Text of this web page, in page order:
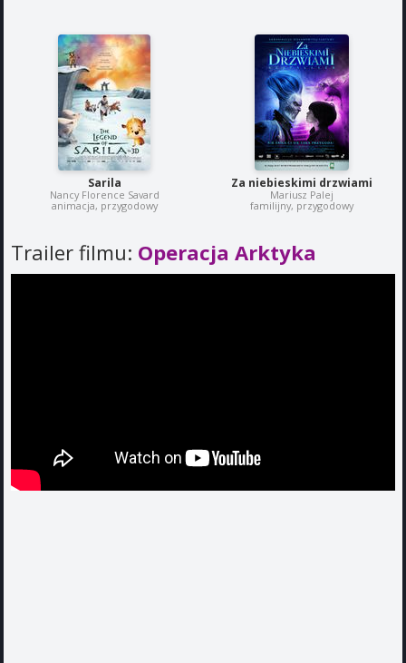
Sarila
Nancy Florence Savard
animacja, przygodowy
Za niebieskimi drzwiami
Mariusz Palej
familijny, przygodowy
Trailer filmu: Operacja Arktyka